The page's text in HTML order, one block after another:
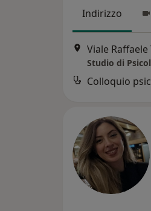
Indirizzo
Studio di
Colloquio